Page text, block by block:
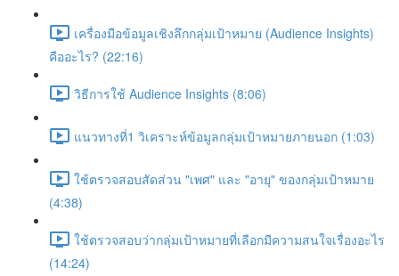
เครื่องมือข้อมูลเชิงลึกกลุ่มเป้าหมาย (Audience Insights)
คืออะไร? (22:16)
วิธีการใช้ Audience Insights (8:06)
แนวทางที่1 วิเคราะห์ข้อมูลกลุ่มเป้าหมายภายนอก (1:03)
ใช้ตรวจสอบสัดส่วน "เพศ" และ "อายุ" ของกลุ่มเป้าหมาย
(4:38)
ใช้ตรวจสอบว่ากลุ่มเป้าหมายที่เลือกมีความสนใจเรื่องอะไร
(14:24)